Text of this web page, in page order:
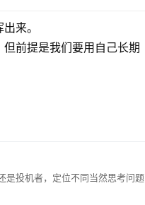
来。
前提是我们要用自己长期
是投机者，定位不同当然思考问题